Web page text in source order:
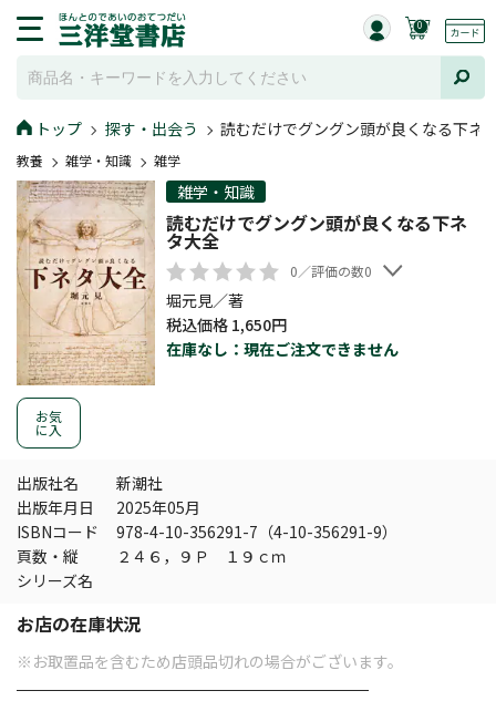
0
トップ 探す・出会う 読むだけでグングン頭が良くなる下ネ
教養 雑学・知識 雑学
お気
に入
雑学・知識
読むだけでグングン頭が良くなる下ネ
タ大全
0／評価の数0
堀元見／著
税込価格 1,650円
在庫なし：現在ご注文できません
出版社名
新潮社
出版年月日
2025年05月
ISBNコード
978-4-10-356291-7（4-10-356291-9）
頁数・縦
２４６，９Ｐ １９ｃｍ
シリーズ名
お店の在庫状況
※お取置品を含むため店頭品切れの場合がございます。